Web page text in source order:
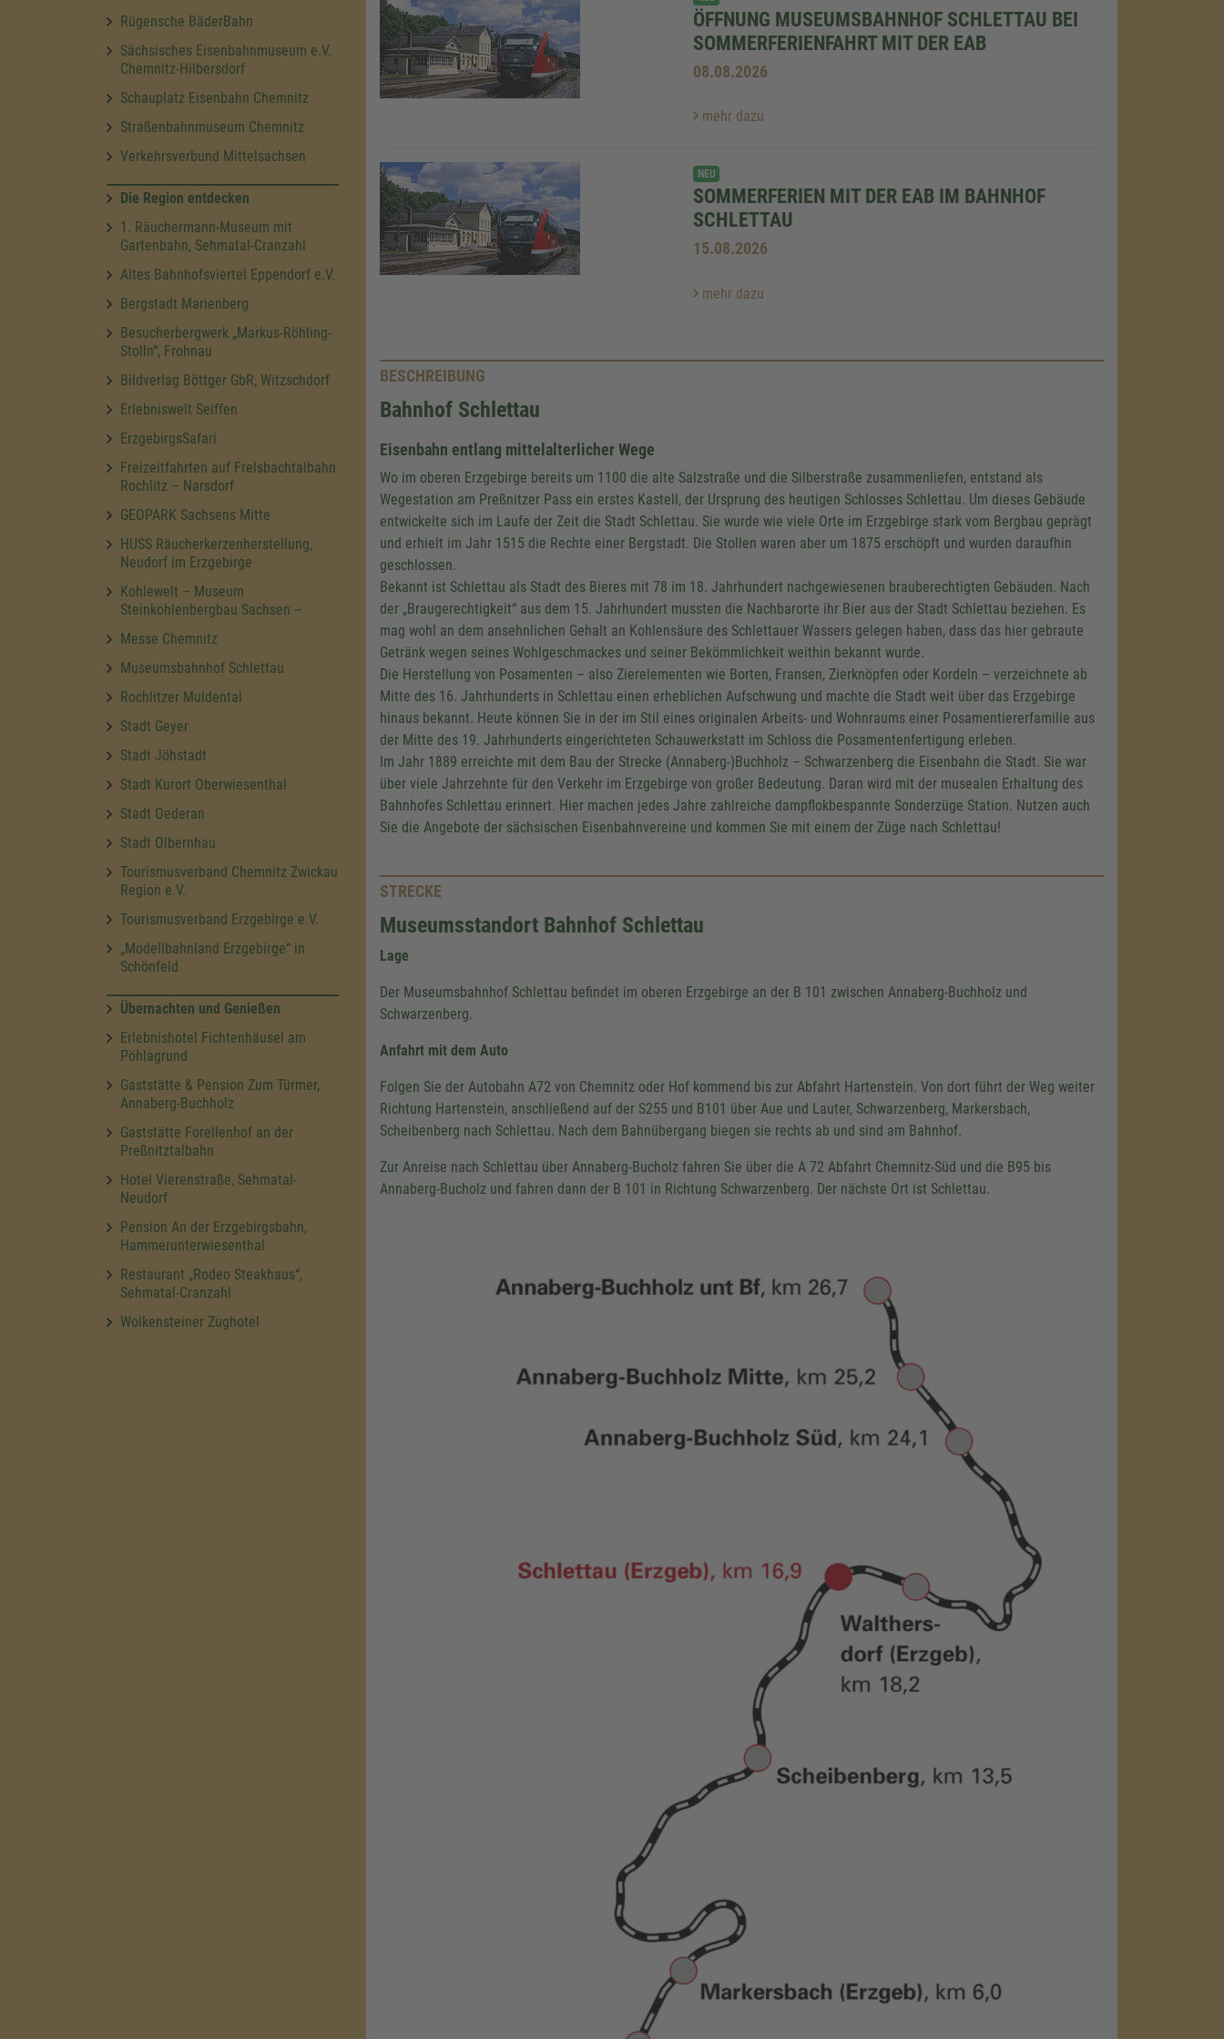
Rügensche BäderBahn
Sächsisches Eisenbahnmuseum e.V.
Chemnitz-Hilbersdorf
Schauplatz Eisenbahn Chemnitz
Straßenbahnmuseum Chemnitz
Verkehrsverbund Mittelsachsen
Die Region entdecken
1. Räuchermann-Museum mit
Gartenbahn, Sehmatal-Cranzahl
Altes Bahnhofsviertel Eppendorf e.V.
Bergstadt Marienberg
Besucherbergwerk „Markus-Röhling-
Stolln“, Frohnau
Bildverlag Böttger GbR, Witzschdorf
Erlebniswelt Seiffen
ErzgebirgsSafari
Freizeitfahrten auf Frelsbachtalbahn
Rochlitz – Narsdorf
GEOPARK Sachsens Mitte
HUSS Räucherkerzenherstellung,
Neudorf im Erzgebirge
Kohlewelt – Museum
Steinkohlenbergbau Sachsen –
Messe Chemnitz
Museumsbahnhof Schlettau
Rochlitzer Muldental
Stadt Geyer
Stadt Jöhstadt
Stadt Kurort Oberwiesenthal
Stadt Oederan
Stadt Olbernhau
Tourismusverband Chemnitz Zwickau
Region e.V.
Tourismusverband Erzgebirge e.V.
„Modellbahnland Erzgebirge“ in
Schönfeld
Übernachten und Genießen
Erlebnishotel Fichtenhäusel am
Pöhlagrund
Gaststätte & Pension Zum Türmer,
Annaberg-Buchholz
Gaststätte Forellenhof an der
Preßnitztalbahn
Hotel Vierenstraße, Sehmatal-
Neudorf
Pension An der Erzgebirgsbahn,
Hammerunterwiesenthal
Restaurant „Rodeo Steakhaus“,
Sehmatal-Cranzahl
Wolkensteiner Zughotel
ÖFFNUNG MUSEUMSBAHNHOF SCHLETTAU BEI
SOMMERFERIENFAHRT MIT DER EAB
08.08.2026
mehr dazu
NEU
SOMMERFERIEN MIT DER EAB IM BAHNHOF
SCHLETTAU
15.08.2026
mehr dazu
BESCHREIBUNG
Bahnhof Schlettau
Eisenbahn entlang mittelalterlicher Wege
Wo im oberen Erzgebirge bereits um 1100 die alte Salzstraße und die Silberstraße zusammenliefen, entstand als
Wegestation am Preßnitzer Pass ein erstes Kastell, der Ursprung des heutigen Schlosses Schlettau. Um dieses Gebäude
entwickelte sich im Laufe der Zeit die Stadt Schlettau. Sie wurde wie viele Orte im Erzgebirge stark vom Bergbau geprägt
und erhielt im Jahr 1515 die Rechte einer Bergstadt. Die Stollen waren aber um 1875 erschöpft und wurden daraufhin
geschlossen.
Bekannt ist Schlettau als Stadt des Bieres mit 78 im 18. Jahrhundert nachgewiesenen brauberechtigten Gebäuden. Nach
der „Braugerechtigkeit“ aus dem 15. Jahrhundert mussten die Nachbarorte ihr Bier aus der Stadt Schlettau beziehen. Es
mag wohl an dem ansehnlichen Gehalt an Kohlensäure des Schlettauer Wassers gelegen haben, dass das hier gebraute
Getränk wegen seines Wohlgeschmackes und seiner Bekömmlichkeit weithin bekannt wurde.
Die Herstellung von Posamenten – also Zierelementen wie Borten, Fransen, Zierknöpfen oder Kordeln – verzeichnete ab
Mitte des 16. Jahrhunderts in Schlettau einen erheblichen Aufschwung und machte die Stadt weit über das Erzgebirge
hinaus bekannt. Heute können Sie in der im Stil eines originalen Arbeits- und Wohnraums einer Posamentiererfamilie aus
der Mitte des 19. Jahrhunderts eingerichteten Schauwerkstatt im Schloss die Posamentenfertigung erleben.
Im Jahr 1889 erreichte mit dem Bau der Strecke (Annaberg-)Buchholz – Schwarzenberg die Eisenbahn die Stadt. Sie war
über viele Jahrzehnte für den Verkehr im Erzgebirge von großer Bedeutung. Daran wird mit der musealen Erhaltung des
Bahnhofes Schlettau erinnert. Hier machen jedes Jahre zahlreiche dampflokbespannte Sonderzüge Station. Nutzen auch
Sie die Angebote der sächsischen Eisenbahnvereine und kommen Sie mit einem der Züge nach Schlettau!
STRECKE
Museumsstandort Bahnhof Schlettau
Lage
Der Museumsbahnhof Schlettau befindet im oberen Erzgebirge an der B 101 zwischen Annaberg-Buchholz und
Schwarzenberg.
Anfahrt mit dem Auto
Folgen Sie der Autobahn A72 von Chemnitz oder Hof kommend bis zur Abfahrt Hartenstein. Von dort führt der Weg weiter
Richtung Hartenstein, anschließend auf der S255 und B101 über Aue und Lauter, Schwarzenberg, Markersbach,
Scheibenberg nach Schlettau. Nach dem Bahnübergang biegen sie rechts ab und sind am Bahnhof.
Zur Anreise nach Schlettau über Annaberg-Bucholz fahren Sie über die A 72 Abfahrt Chemnitz-Süd und die B95 bis
Annaberg-Bucholz und fahren dann der B 101 in Richtung Schwarzenberg. Der nächste Ort ist Schlettau.